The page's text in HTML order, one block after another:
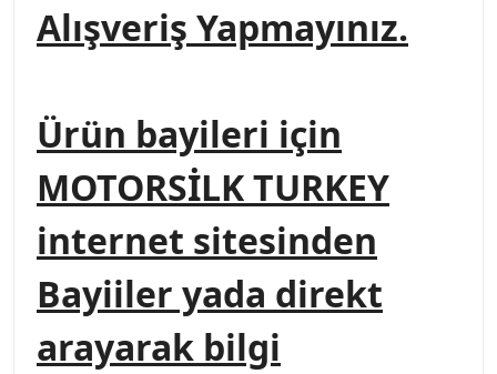
Alışveriş Yapmayınız.
Ürün bayileri için
MOTORSİLK TURKEY
internet sitesinden
Bayiiler yada direkt
arayarak bilgi